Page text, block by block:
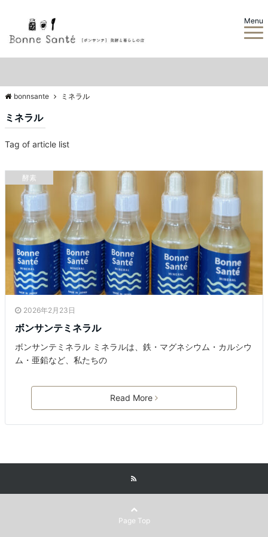
Menu
bonnsante ミネラル
ミネラル
Tag of article list
酵素
2026年2月23日
ボンサンテミネラル
ボンサンテミネラル ミネラルは、鉄・マグネシウム・カルシウ
ム・亜鉛など、私たちの
Read More
Page Top